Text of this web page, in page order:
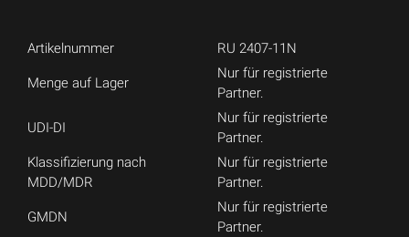
Artikelnummer RU 2407-11N
Menge auf Lager
Nur für registrierte
Partner.
UDI-DI
Nur für registrierte
Partner.
Klassifizierung nach
MDD/MDR
Nur für registrierte
Partner.
GMDN
Nur für registrierte
Partner.